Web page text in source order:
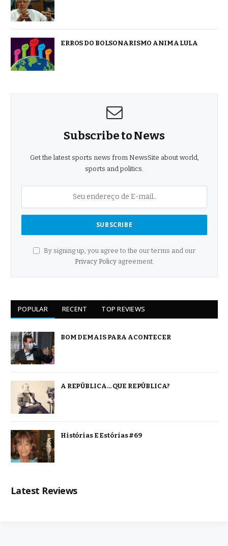
ERROS DO BOLSONARISMO ANIMA LULA
Subscribe to News
Get the latest sports news from NewsSite about world,
sports and politics.
By signing up, you agree to the our terms and our
Privacy Policyagreement.
POPULAR RECENT TOP REVIEWS
BOM DEMAIS PARA ACONTECER
A REPÚBLICA… QUE REPÚBLICA?
Histórias E Estórias #69
Latest Reviews